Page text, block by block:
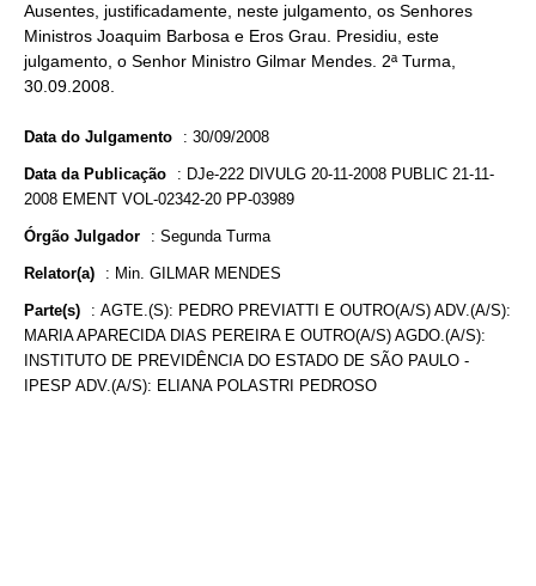
Ausentes, justificadamente, neste julgamento, os Senhores
Ministros Joaquim Barbosa e Eros Grau. Presidiu, este
julgamento, o Senhor Ministro Gilmar Mendes. 2ª Turma,
30.09.2008.
Data do Julgamento : 30/09/2008
Data da Publicação : DJe-222 DIVULG 20-11-2008 PUBLIC 21-11-
2008 EMENT VOL-02342-20 PP-03989
Órgão Julgador : Segunda Turma
Relator(a) : Min. GILMAR MENDES
Parte(s) : AGTE.(S): PEDRO PREVIATTI E OUTRO(A/S) ADV.(A/S):
MARIA APARECIDA DIAS PEREIRA E OUTRO(A/S) AGDO.(A/S):
INSTITUTO DE PREVIDÊNCIA DO ESTADO DE SÃO PAULO -
IPESP ADV.(A/S): ELIANA POLASTRI PEDROSO